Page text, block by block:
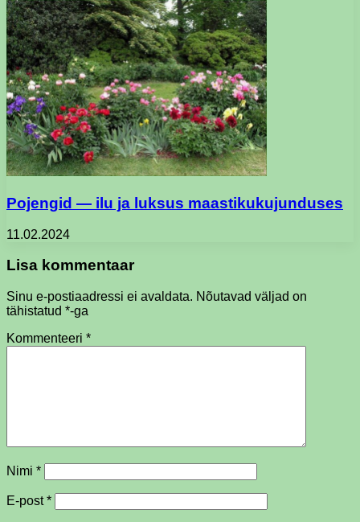
Pojengid — ilu ja luksus maastikukujunduses
11.02.2024
Lisa kommentaar
Sinu e-postiaadressi ei avaldata. Nõutavad väljad on
tähistatud *-ga
Kommenteeri *
Nimi *
E-post*